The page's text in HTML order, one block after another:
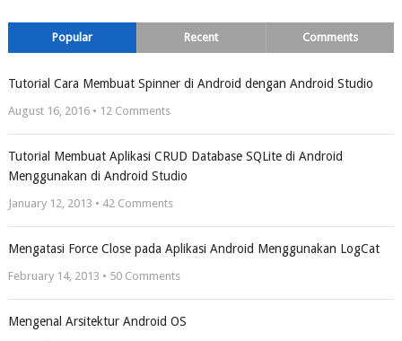
Popular Recent Comments
Tutorial Cara Membuat Spinner di Android dengan Android Studio
August 16, 2016 • 12Comments
Tutorial Membuat Aplikasi CRUD Database SQLite di Android
Menggunakan di Android Studio
January 12, 2013 • 42Comments
Mengatasi Force Close pada Aplikasi Android Menggunakan LogCat
February 14, 2013 • 50Comments
Mengenal Arsitektur Android OS